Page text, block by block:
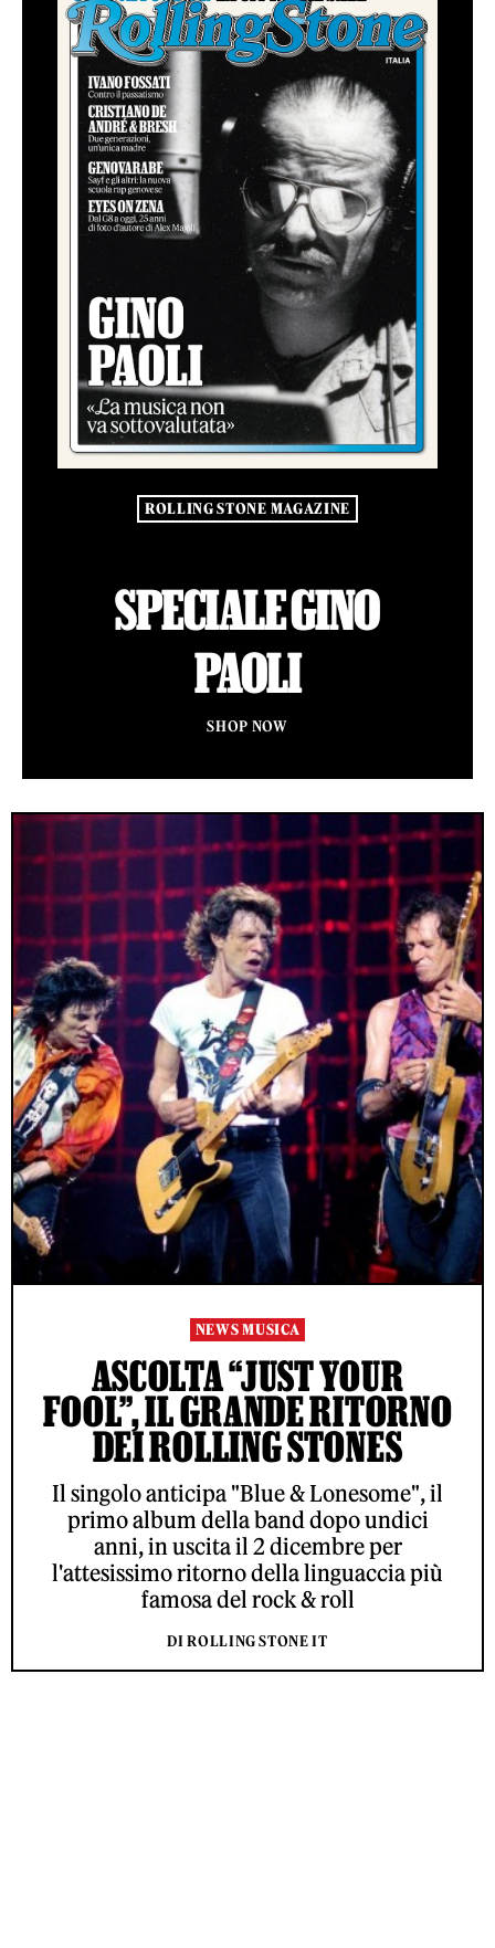
ROLLING STONE MAGAZINE
SPECIALE GINO
PAOLI
SHOP NOW
NEWS MUSICA
ASCOLTA “JUST YOUR
FOOL”, IL GRANDE RITORNO
DEI ROLLING STONES
Il singolo anticipa "Blue & Lonesome", il
primo album della band dopo undici
anni, in uscita il 2 dicembre per
l'attesissimo ritorno della linguaccia più
famosa del rock & roll
DI ROLLING STONE IT